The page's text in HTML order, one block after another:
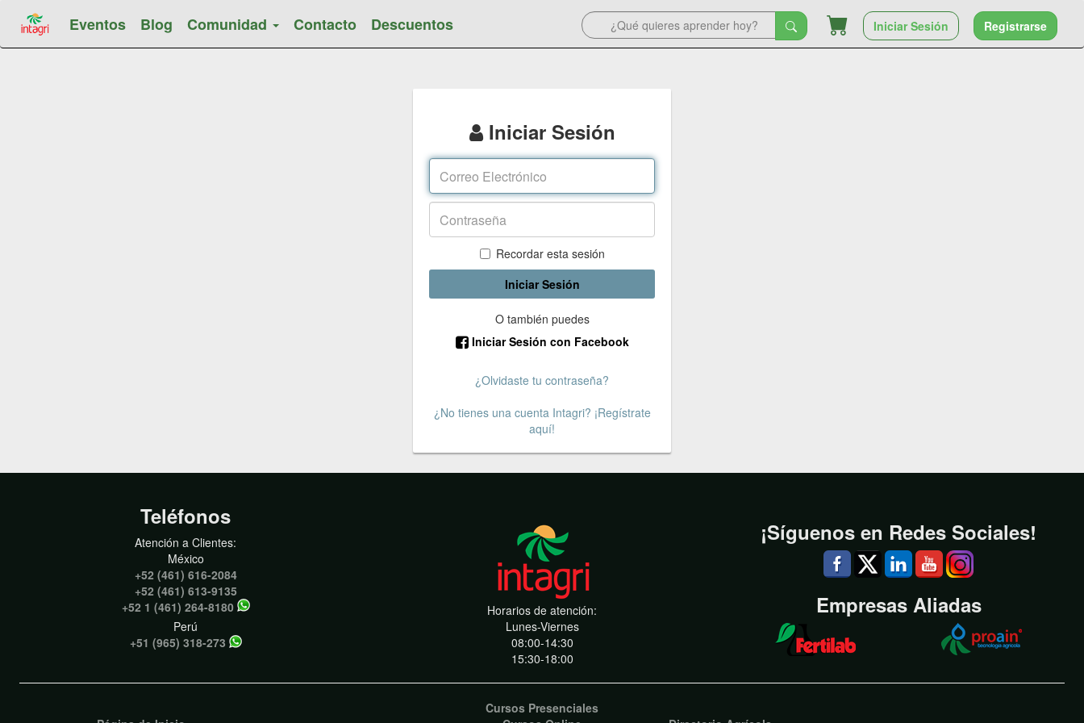
Eventos Blog Comunidad Contacto Descuentos Iniciar Sesión Registrarse
Iniciar Sesión
Recordar esta sesión
Iniciar Sesión
O también puedes
Iniciar Sesión con Facebook
¿Olvidaste tu contraseña?
¿No tienes una cuenta Intagri? ¡Regístrate
aquí!
Teléfonos
Atención a Clientes:
México
+52 (461) 616-2084
+52 (461) 613-9135
+52 1 (461) 264-8180
Perú
+51 (965) 318-273
Horarios de atención:
Lunes-Viernes
08:00-14:30
15:30-18:00
¡Síguenos en Redes Sociales!
Empresas Aliadas
Cursos Presenciales